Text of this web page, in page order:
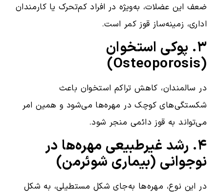
ضعف این عضلات، به‌ویژه در افراد کم‌تحرک یا کارمندان
اداری، زمینه‌ساز قوز کمر است.
۳. پوکی استخوان
(Osteoporosis)
در سالمندان، کاهش تراکم استخوان باعث
شکستگی‌های کوچک در مهره‌ها می‌شود و همین امر
می‌تواند به قوز دائمی منجر شود.
۴. رشد غیرطبیعی مهره‌ها در
نوجوانی (بیماری شوئرمن)
در این نوع، مهره‌ها به‌جای شکل مستطیلی، به شکل